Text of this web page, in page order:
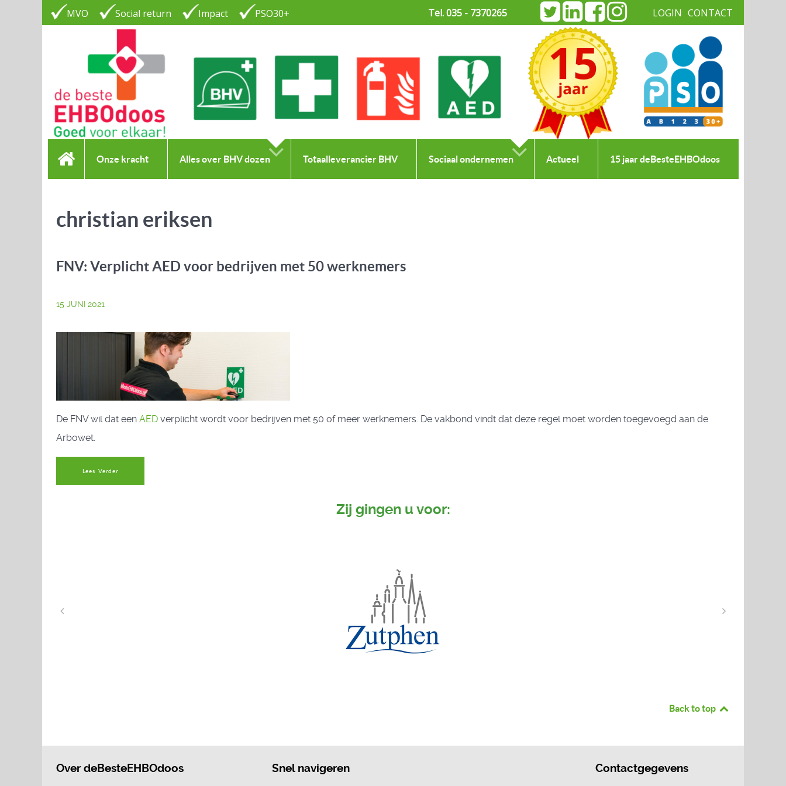
MVO Social return Impact PSO30+ Tel. 035 - 7370265 LOGIN CONTACT
Onze kracht Alles over BHV dozen Totaalleverancier BHV Sociaal ondernemen Actueel 15 jaar deBesteEHBOdoos
christian eriksen
FNV: Verplicht AED voor bedrijven met 50 werknemers
15 JUNI 2021
De FNV wil dat een AED verplicht wordt voor bedrijven met 50 of meer werknemers. De vakbond vindt dat deze regel moet worden toegevoegd aan de
Arbowet.
Lees Verder
Zij gingen u voor:
Back to top
Over deBesteEHBOdoos Snel navigeren Contactgegevens